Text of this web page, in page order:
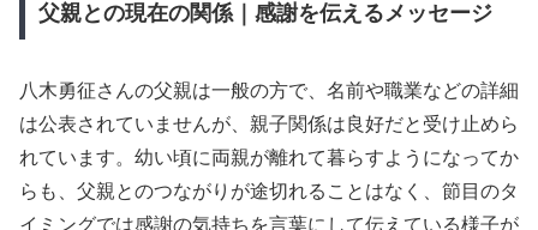
父親との現在の関係｜感謝を伝えるメッセージ
八木勇征さんの父親は一般の方で、名前や職業などの詳細
は公表されていませんが、親子関係は良好だと受け止めら
れています。幼い頃に両親が離れて暮らすようになってか
らも、父親とのつながりが途切れることはなく、節目のタ
イミングでは感謝の気持ちを言葉にして伝えている様子が